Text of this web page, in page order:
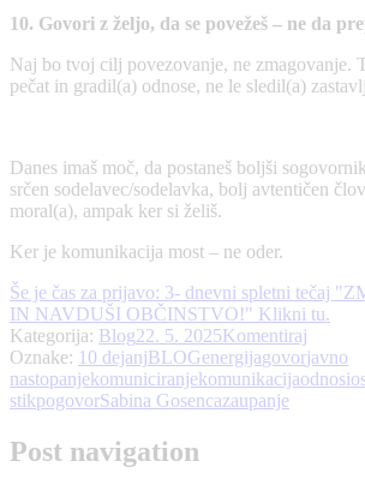
10. Govori z željo, da se povežeš – ne da
Naj bo tvoj cilj povezovanje, ne zmagovanje.
pečat in gradil(a) odnose, ne le sledil(a)
Danes imaš moč, da postaneš boljši
srčen sodelavec/sodelavka, bolj avtentičen
moral(a), ampak ker si želiš.
Ker je komunikacija most – ne oder.
Še je čas za prijavo: 3- dnevni spletni tečaj
IN NAVDUŠI OBČINSTVO!" Klikni tu.
Kategorija: Blog22. 5. 2025Komentiraj
Oznake: 10 dejanjBLOGenergijagovorjavno
nastopanjekomuniciranjekomunikacijaodnosi
stikpogovorSabina Gosencazaupanje
Post navigation